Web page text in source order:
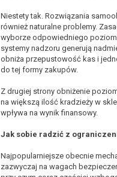
Niestety tak. Rozwiązania
również naturalne problemy.
wyborze odpowiedniego
systemy nadzoru generują
obniża przepustowość kas i
do tej formy zakupów.
Z drugiej strony obniżenie
na większą ilość kradzieży w
wpływa na wynik finansowy.
Jak sobie radzić z
Najpopularniejsze obecnie
zazwyczaj na wagach